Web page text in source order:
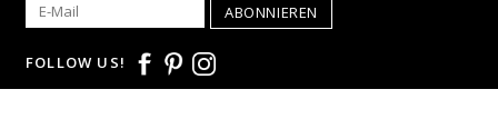
ABONNIEREN
FOLLOW US!